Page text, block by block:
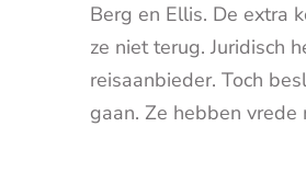
Berg en Ellis. De extra
ze niet terug. Juridisch
reisaanbieder. Toch
gaan. Ze hebben